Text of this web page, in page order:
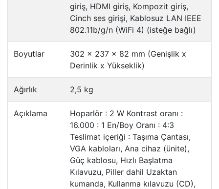
giriş, HDMI giriş, Kompozit giriş,
Cinch ses girişi, Kablosuz LAN IEEE
802.11b/g/n (WiFi 4) (isteğe bağlı)
Boyutlar
302 x 237 x 82 mm (Genişlik x
Derinlik x Yükseklik)
Ağırlık 2,5 kg
Açıklama
Hoparlör : 2 W Kontrast oranı :
16.000 : 1 En/Boy Oranı : 4:3
Teslimat içeriği : Taşıma Çantası,
VGA kabloları, Ana cihaz (ünite),
Güç kablosu, Hızlı Başlatma
Kılavuzu, Piller dahil Uzaktan
kumanda, Kullanma kılavuzu (CD),